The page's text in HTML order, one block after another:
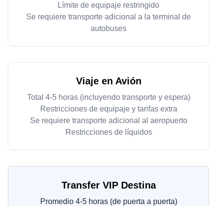
Límite de equipaje restringido
Se requiere transporte adicional a la terminal de
autobuses
Viaje en Avión
Total 4-5 horas (incluyendo transporte y espera)
Restricciones de equipaje y tarifas extra
Se requiere transporte adicional al aeropuerto
Restricciones de líquidos
Transfer VIP Destina
Promedio 4-5 horas (de puerta a puerta)